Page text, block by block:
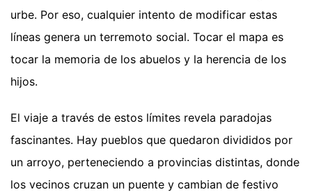
urbe. Por eso, cualquier intento de modificar estas
líneas genera un terremoto social. Tocar el mapa es
tocar la memoria de los abuelos y la herencia de los
hijos.
El viaje a través de estos límites revela paradojas
fascinantes. Hay pueblos que quedaron divididos por
un arroyo, perteneciendo a provincias distintas, donde
los vecinos cruzan un puente y cambian de festivo